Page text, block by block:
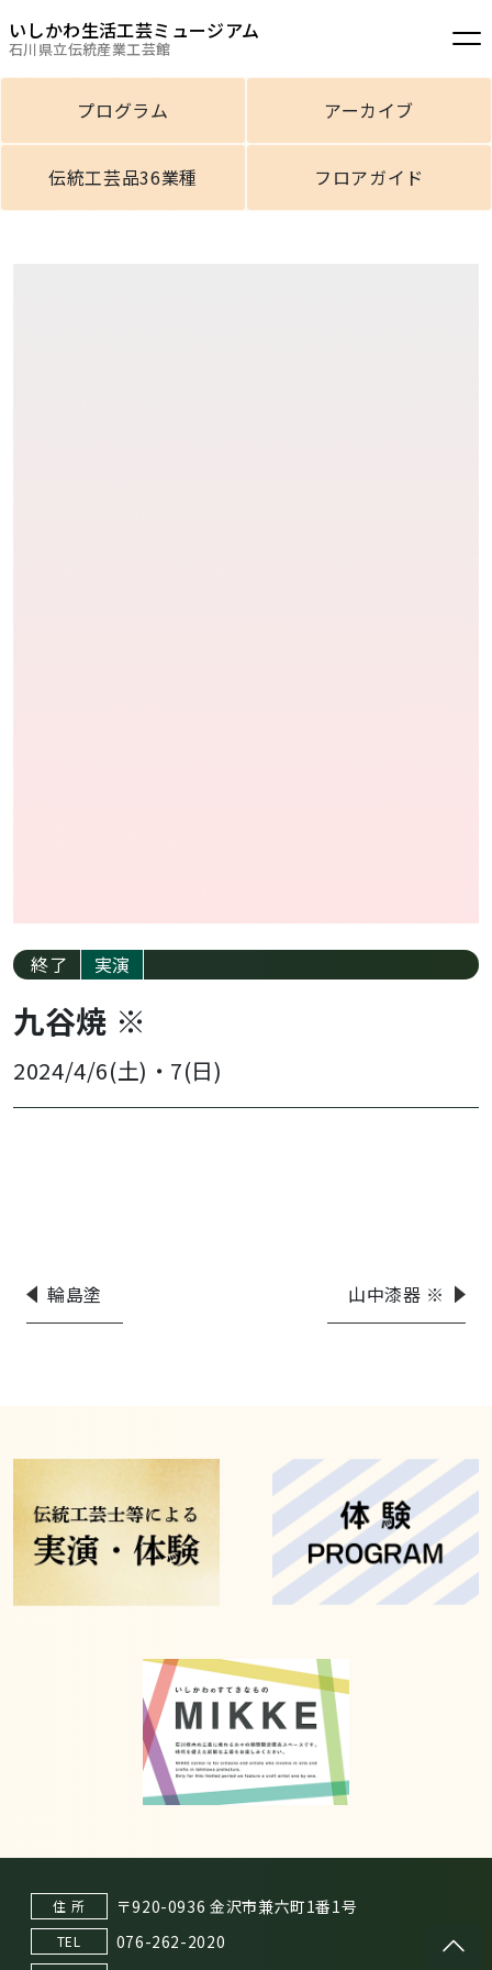
いしかわ生活工芸ミュージアム
石川県立伝統産業工芸館
プログラム アーカイブ
伝統工芸品36業種 フロアガイド
終了 実演
九谷焼 ※
2024/4/6(土) ・ 7(日)
輪島塗 山中漆器 ※
住 所 〒920-0936 金沢市兼六町1番1号
TEL 076-262-2020